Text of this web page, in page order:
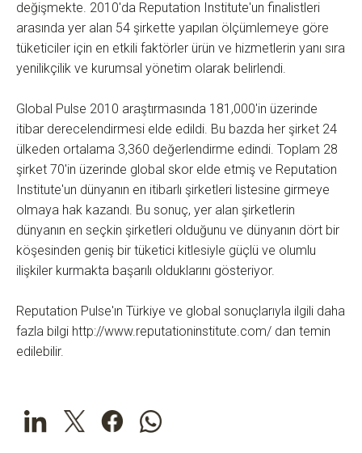
değişmekte. 2010'da Reputation Institute'un finalistleri
arasında yer alan 54 şirkette yapılan ölçümlemeye göre
tüketiciler için en etkili faktörler ürün ve hizmetlerin yanı sıra
yenilikçilik ve kurumsal yönetim olarak belirlendi.
Global Pulse 2010 araştırmasında 181,000'in üzerinde
itibar derecelendirmesi elde edildi. Bu bazda her şirket 24
ülkeden ortalama 3,360 değerlendirme edindi. Toplam 28
şirket 70'in üzerinde global skor elde etmiş ve Reputation
Institute'un dünyanın en itibarlı şirketleri listesine girmeye
olmaya hak kazandı. Bu sonuç, yer alan şirketlerin
dünyanın en seçkin şirketleri olduğunu ve dünyanın dört bir
köşesinden geniş bir tüketici kitlesiyle güçlü ve olumlu
ilişkiler kurmakta başarılı olduklarını gösteriyor.
Reputation Pulse'ın Türkiye ve global sonuçlarıyla ilgili daha
fazla bilgi http://www.reputationinstitute.com/ dan temin
edilebilir.